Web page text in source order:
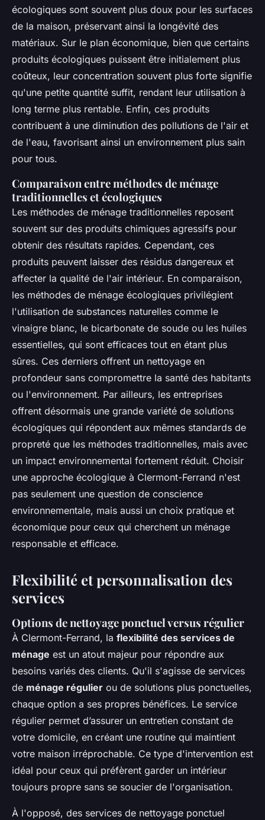
écologiques sont souvent plus doux pour les surfaces
de la maison, préservant ainsi la longévité des
matériaux. Sur le plan économique, bien que certains
produits écologiques puissent être initialement plus
coûteux, leur concentration souvent plus forte signifie
qu'une petite quantité suffit, rendant leur utilisation à
long terme plus rentable. Enfin, ces produits
contribuent à une diminution des pollutions de l'air et
de l'eau, favorisant ainsi un environnement plus sain
pour tous.
Comparaison entre méthodes de ménage
traditionnelles et écologiques
Les méthodes de ménage traditionnelles reposent
souvent sur des produits chimiques agressifs pour
obtenir des résultats rapides. Cependant, ces
produits peuvent laisser des résidus dangereux et
affecter la qualité de l'air intérieur. En comparaison,
les méthodes de ménage écologiques privilégient
l'utilisation de substances naturelles comme le
vinaigre blanc, le bicarbonate de soude ou les huiles
essentielles, qui sont efficaces tout en étant plus
sûres. Ces derniers offrent un nettoyage en
profondeur sans compromettre la santé des habitants
ou l'environnement. Par ailleurs, les entreprises
offrent désormais une grande variété de solutions
écologiques qui répondent aux mêmes standards de
propreté que les méthodes traditionnelles, mais avec
un impact environnemental fortement réduit. Choisir
une approche écologique à Clermont-Ferrand n'est
pas seulement une question de conscience
environnementale, mais aussi un choix pratique et
économique pour ceux qui cherchent un ménage
responsable et efficace.
Flexibilité et personnalisation des
services
Options de nettoyage ponctuel versus régulier
À Clermont-Ferrand, la flexibilité des services de
ménage est un atout majeur pour répondre aux
besoins variés des clients. Qu'il s'agisse de services
de ménage régulier ou de solutions plus ponctuelles,
chaque option a ses propres bénéfices. Le service
régulier permet d’assurer un entretien constant de
votre domicile, en créant une routine qui maintient
votre maison irréprochable. Ce type d'intervention est
idéal pour ceux qui préfèrent garder un intérieur
toujours propre sans se soucier de l'organisation.
À l'opposé, des services de nettoyage ponctuel